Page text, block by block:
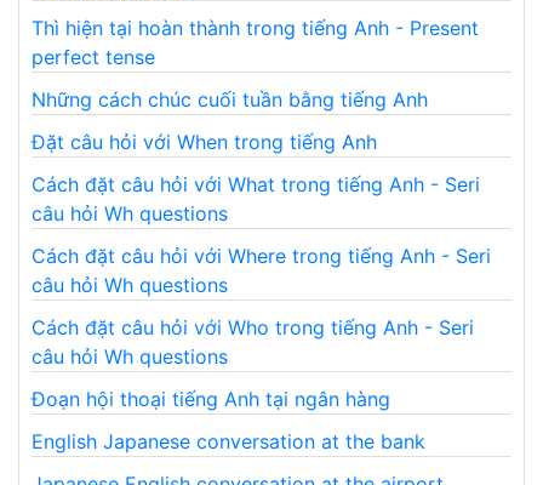
Thì hiện tại hoàn thành trong tiếng Anh - Present
perfect tense
Những cách chúc cuối tuần bằng tiếng Anh
Đặt câu hỏi với When trong tiếng Anh
Cách đặt câu hỏi với What trong tiếng Anh - Seri
câu hỏi Wh questions
Cách đặt câu hỏi với Where trong tiếng Anh - Seri
câu hỏi Wh questions
Cách đặt câu hỏi với Who trong tiếng Anh - Seri
câu hỏi Wh questions
Đoạn hội thoại tiếng Anh tại ngân hàng
English Japanese conversation at the bank